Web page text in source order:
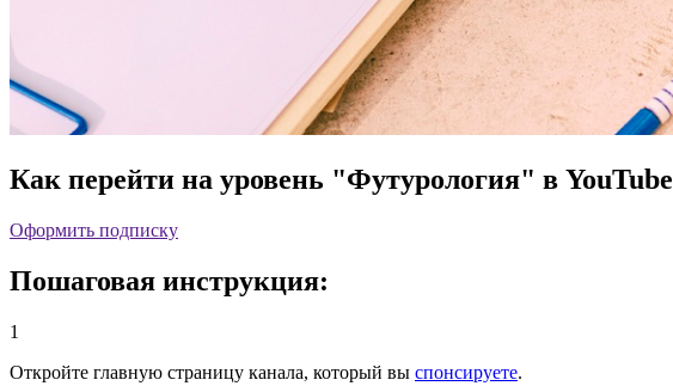
Как перейти на уровень "Футурология" в YouTube
Оформить подписку
Пошаговая инструкция:
1
Откройте главную страницу канала, который вы спонсируете.